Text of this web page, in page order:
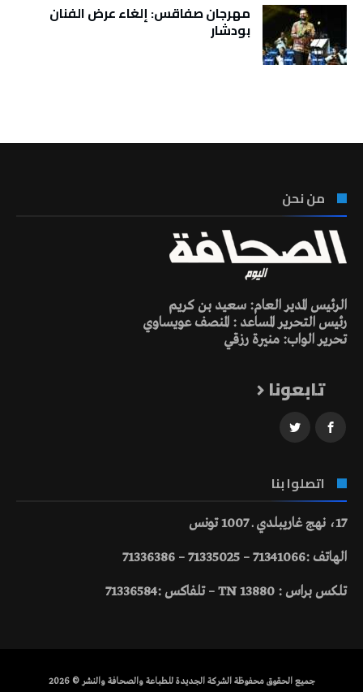
مهرجان صفاقس: إلغاء عرض الفنان
بودشار
من نحن
الرئيس المدير العام: سعيد بن كريم
رئيس التحرير المساعد : المنصف عويساوي
تحرير الواب: منيرة رزقي
تابعونا
اتصلوا بنا
17، نهج غاريبلدي ـ 1007 تونس
الهاتف :71341066 – 71335025 – 71336386
تلكس براس : 13880 TN – تلفاكس :71336584
جميع الحقوق محفوظة الشركة الجديدة للطباعة والصحافة والنشر © 2026